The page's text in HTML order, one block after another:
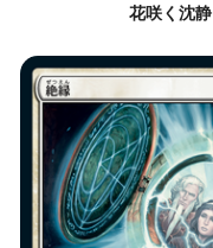
花咲く沈静